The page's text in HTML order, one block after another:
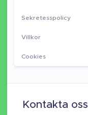
Sekretesspolicy
Villkor
Cookies
Kontakta oss